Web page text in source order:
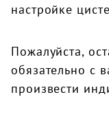
настройке
Пожалуйста,
обязательно с
произвести